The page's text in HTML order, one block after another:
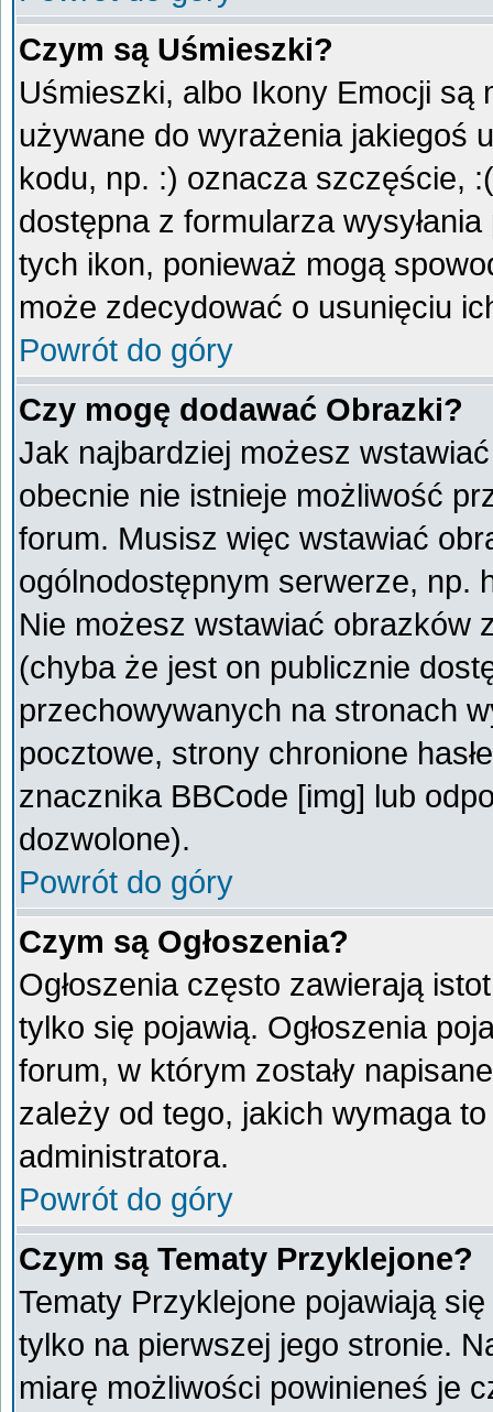
Czym są Uśmieszki?
Uśmieszki, albo Ikony Emocji są
używane do wyrażenia jakiegoś
kodu, np. :) oznacza szczęście,
dostępna z formularza
tych ikon, ponieważ mogą
może zdecydować o usunięciu
Powrót do góry
Czy mogę dodawać Obrazki?
Jak najbardziej możesz
obecnie nie istnieje możliwość
forum. Musisz więc wstawiać
ogólnodostępnym serwerze, np.
Nie możesz wstawiać obrazków
(chyba że jest on publicznie
przechowywanych na stronach
pocztowe, strony chronione
znacznika BBCode [img] lub
dozwolone).
Powrót do góry
Czym są Ogłoszenia?
Ogłoszenia często zawierają
tylko się pojawią. Ogłoszenia
forum, w którym zostały
zależy od tego, jakich wymaga
administratora.
Powrót do góry
Czym są Tematy Przyklejone?
Tematy Przyklejone pojawiają
tylko na pierwszej jego stronie.
miarę możliwości powinieneś je